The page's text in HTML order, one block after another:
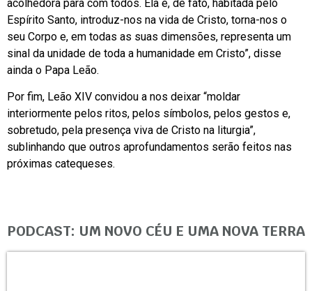
acolhedora para com todos. Ela é, de fato, habitada pelo
Espírito Santo, introduz-nos na vida de Cristo, torna-nos o
seu Corpo e, em todas as suas dimensões, representa um
sinal da unidade de toda a humanidade em Cristo”, disse
ainda o Papa Leão.
Por fim, Leão XIV convidou a nos deixar “moldar
interiormente pelos ritos, pelos símbolos, pelos gestos e,
sobretudo, pela presença viva de Cristo na liturgia”,
sublinhando que outros aprofundamentos serão feitos nas
próximas catequeses.
PODCAST: UM NOVO CÉU E UMA NOVA TERRA